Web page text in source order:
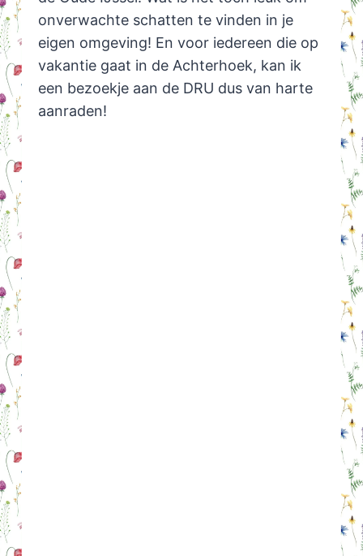
onverwachte schatten te vinden in je
eigen omgeving! En voor iedereen die op
vakantie gaat in de Achterhoek, kan ik
een bezoekje aan de DRU dus van harte
aanraden!